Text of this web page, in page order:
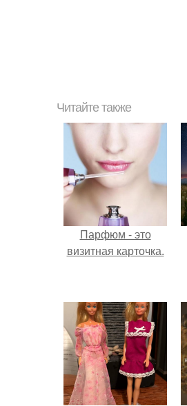
Читайте также
Парфюм - это
визитная карточка.